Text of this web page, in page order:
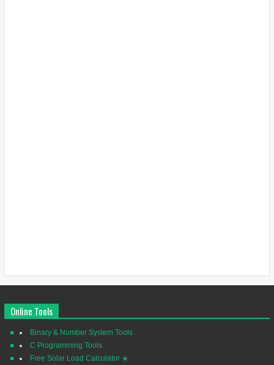
Online Tools
Binary & Number System Tools
C Programming Tools
Free Solar Load Calculator ☀️